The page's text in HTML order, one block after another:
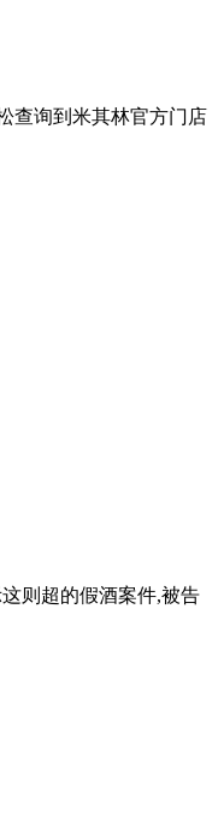
查询到米其林官方门店
则超的假酒案件,被告